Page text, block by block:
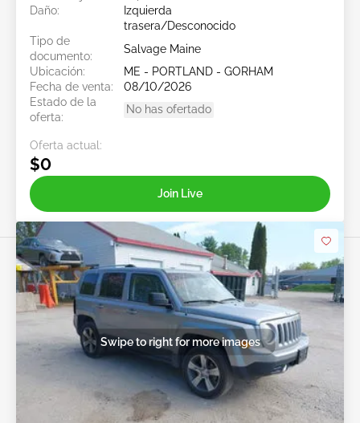
Daño:
Izquierda
trasera/Desconocido
Tipo de
documento:
Salvage Maine
Ubicación:
ME - PORTLAND - GORHAM
Fecha de venta:
08/10/2026
Estado de la
oferta:
No has ofertado
Oferta actual:
$0
Join Live
Swipe to right for more images